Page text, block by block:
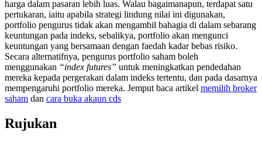
harga dalam pasaran lebih luas. Walau bagaimanapun, terdapat satu
pertukaran, iaitu apabila strategi lindung nilai ini digunakan,
portfolio pengurus tidak akan mengambil bahagia di dalam sebarang
keuntungan pada indeks, sebalikya, portfolio akan mengunci
keuntungan yang bersamaan dengan faedah kadar bebas risiko.
Secara alternatifnya, pengurus portfolio saham boleh
menggunakan “index futures” untuk meningkatkan pendedahan
mereka kepada pergerakan dalam indeks tertentu, dan pada dasarnya
mempengaruhi portfolio mereka. Jemput baca artikel memilih broker
saham dan cara buka akaun cds
Rujukan